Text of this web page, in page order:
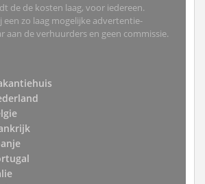
de de kosten laag, voor iedereen.
een zo laag mogelijke advertentie-
aan de verhuurders en geen commissie.